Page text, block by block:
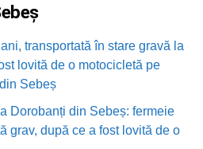
transportată în stare gravă la
lovită de o motocicletă pe
Sebeș
Dorobanți din Sebeș: fermeie
grav, după ce a fost lovită de o